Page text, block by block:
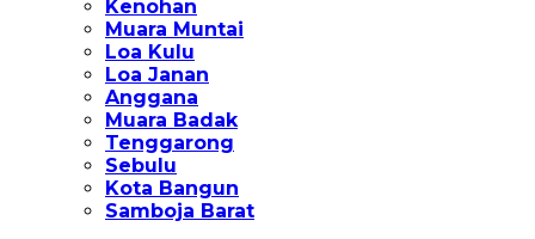
Kenohan
Muara Muntai
Loa Kulu
Loa Janan
Anggana
Muara Badak
Tenggarong
Sebulu
Kota Bangun
Samboja Barat